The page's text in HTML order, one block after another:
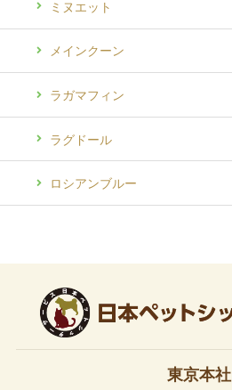
ミヌエット
メインクーン
ラガマフィン
ラグドール
ロシアンブルー
東京本社